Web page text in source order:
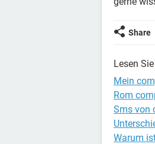
Share
Lesen
Mein
Rom
Sms von
Warum